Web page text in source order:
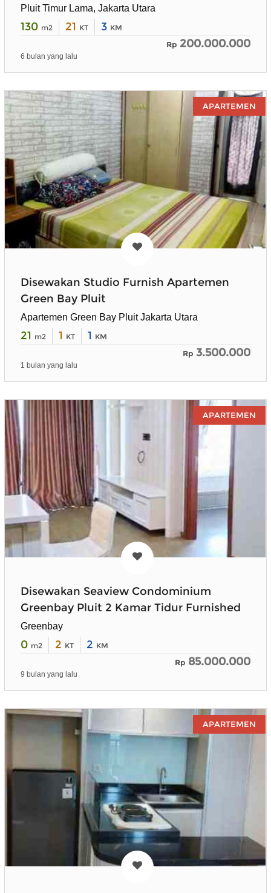
Pluit Timur Lama, Jakarta Utara
130 m2 21 KT 3 KM
Rp 200.000.000
6 bulan yang lalu
APARTEMEN
Disewakan Studio Furnish Apartemen
Green Bay Pluit
Apartemen Green Bay Pluit Jakarta Utara
21 m2 1 KT 1 KM
Rp 3.500.000
1 bulan yang lalu
APARTEMEN
Disewakan Seaview Condominium
Greenbay Pluit 2 Kamar Tidur Furnished
Greenbay
0 m2 2 KT 2 KM
Rp 85.000.000
9 bulan yang lalu
APARTEMEN